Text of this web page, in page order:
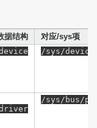
据结构
对应/sys项
/sys/
/sys/bus/